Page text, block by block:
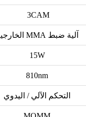
3CAM
آلية ضبط MMA الخارجية
15W
810nm
التحكم الآلي / اليدوي